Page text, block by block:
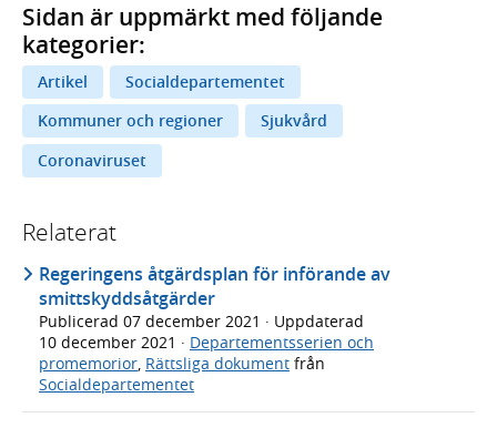
Sidan är uppmärkt med följande
kategorier:
Artikel
Socialdepartementet
Kommuner och regioner
Sjukvård
Coronaviruset
Relaterat
Regeringens åtgärdsplan för införande av
smittskyddsåtgärder
Publicerad 07 december 2021 · Uppdaterad
10 december 2021 · Departementsserien och
promemorior, Rättsliga dokument från
Socialdepartementet